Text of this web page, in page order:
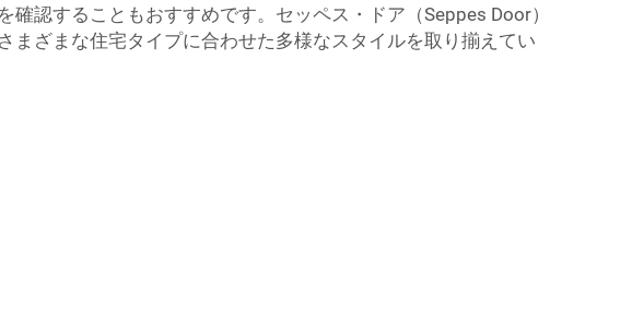
確認することもおすすめです。セッペス・ドア（Seppes Door）
まざまな住宅タイプに合わせた多様なスタイルを取り揃えてい